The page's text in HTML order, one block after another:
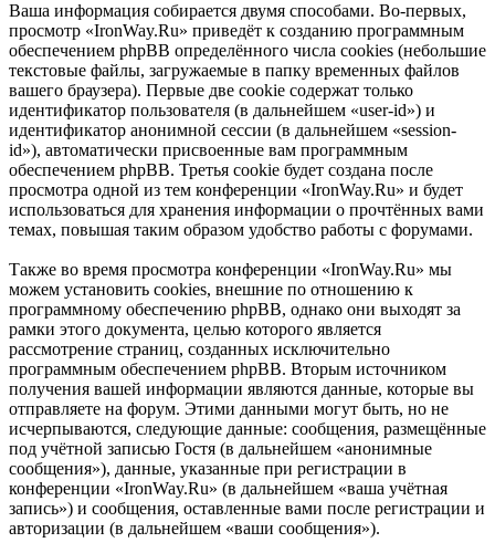
Ваша информация собирается двумя способами. Во-первых,
просмотр «IronWay.Ru» приведёт к созданию программным
обеспечением phpBB определённого числа cookies (небольшие
текстовые файлы, загружаемые в папку временных файлов
вашего браузера). Первые две cookie содержат только
идентификатор пользователя (в дальнейшем «user-id») и
идентификатор анонимной сессии (в дальнейшем «session-
id»), автоматически присвоенные вам программным
обеспечением phpBB. Третья cookie будет создана после
просмотра одной из тем конференции «IronWay.Ru» и будет
использоваться для хранения информации о прочтённых вами
темах, повышая таким образом удобство работы с форумами.
Также во время просмотра конференции «IronWay.Ru» мы
можем установить cookies, внешние по отношению к
программному обеспечению phpBB, однако они выходят за
рамки этого документа, целью которого является
рассмотрение страниц, созданных исключительно
программным обеспечением phpBB. Вторым источником
получения вашей информации являются данные, которые вы
отправляете на форум. Этими данными могут быть, но не
исчерпываются, следующие данные: сообщения, размещённые
под учётной записью Гостя (в дальнейшем «анонимные
сообщения»), данные, указанные при регистрации в
конференции «IronWay.Ru» (в дальнейшем «ваша учётная
запись») и сообщения, оставленные вами после регистрации и
авторизации (в дальнейшем «ваши сообщения»).